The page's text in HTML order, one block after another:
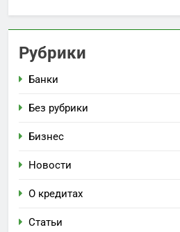
Рубрики
Банки
Без рубрики
Бизнес
Новости
О кредитах
Статьи